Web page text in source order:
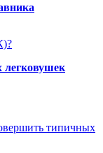
легковушек
типичных